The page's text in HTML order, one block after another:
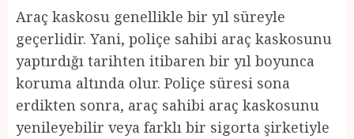
Araç kaskosu genellikle bir yıl süreyle
geçerlidir. Yani, poliçe sahibi araç kaskosunu
yaptırdığı tarihten itibaren bir yıl boyunca
koruma altında olur. Poliçe süresi sona
erdikten sonra, araç sahibi araç kaskosunu
yenileyebilir veya farklı bir sigorta şirketiyle